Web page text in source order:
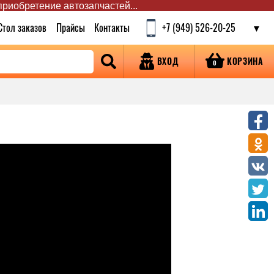
автозапчастей...
заказов Прайсы Контакты +7 (949) 526-20-25
ВХОД 0 КОРЗИНА